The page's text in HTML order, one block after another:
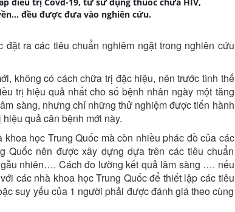
đều được đưa vào nghiên cứu.
ra các tiêu chuẩn nghiêm ngặt trong nghiên cứu
không có cách chữa trị đặc hiệu, nên trước tình thế
trị hiệu quả nhất cho số bệnh nhân ngày một tăng
sàng, nhưng chỉ những thử nghiệm được tiến hành
quả căn bệnh mới này.
học Trung Quốc mà còn nhiều phác đồ của các
Quốc nên được xây dựng dựa trên các tiêu chuẩn
nhiên…. Cách đo lường kết quả lâm sàng …. nếu
các nhà khoa học Trung Quốc để thiết lập các tiêu
suy yếu của 1 người phải được đánh giá theo cùng